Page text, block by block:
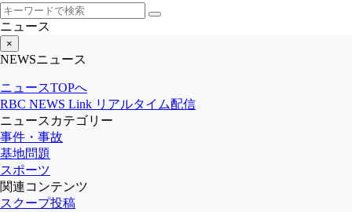
ニュース
×
NEWSニュース
ニュースTOPへ
RBC NEWS Link リアルタイム配信
ニュースカテゴリー
事件・事故
基地問題
スポーツ
関連コンテンツ
スクープ投稿